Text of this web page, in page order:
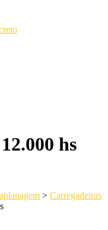
hs
> Carregadeiras